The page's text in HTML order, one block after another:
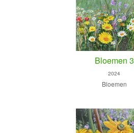
Bloemen 3
2024
Bloemen